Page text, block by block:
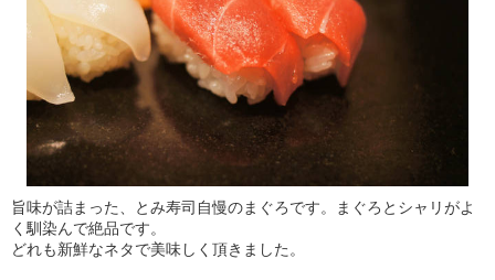
旨味が詰まった、とみ寿司自慢のまぐろです。まぐろとシャリがよ
く馴染んで絶品です。
どれも新鮮なネタで美味しく頂きました。